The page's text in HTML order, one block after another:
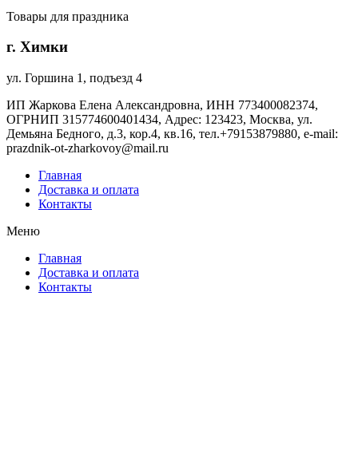
Товары для праздника
г. Химки
ул. Горшина 1, подъезд 4
ИП Жаркова Елена Александровна, ИНН 773400082374,
ОГРНИП 315774600401434, Адрес: 123423, Москва, ул.
Демьяна Бедного, д.3, кор.4, кв.16, тел.+79153879880, e-mail:
prazdnik-ot-zharkovoy@mail.ru
Главная
Доставка и оплата
Контакты
Меню
Главная
Доставка и оплата
Контакты